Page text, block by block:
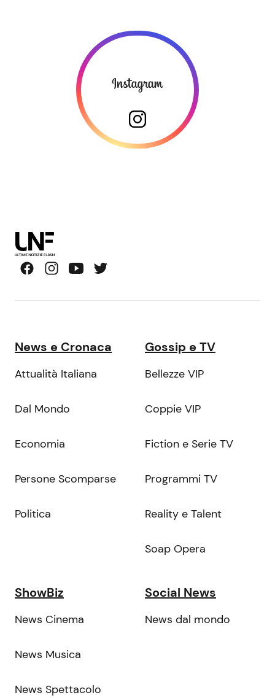
News e Cronaca
Attualità Italiana
Dal Mondo
Economia
Persone Scomparse
Politica
Gossip e TV
Bellezze VIP
Coppie VIP
Fiction e Serie TV
Programmi TV
Reality e Talent
Soap Opera
ShowBiz
News Cinema
News Musica
News Spettacolo
Social News
News dal mondo